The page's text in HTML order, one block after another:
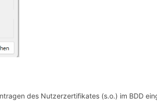
des Nutzerzertifikates (s.o.) im BDD